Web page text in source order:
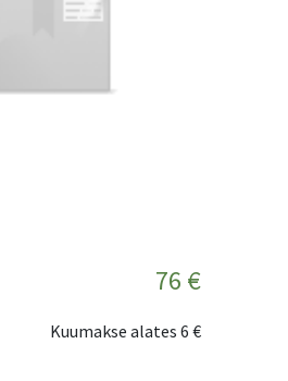
76 €
Kuumakse alates 6 €